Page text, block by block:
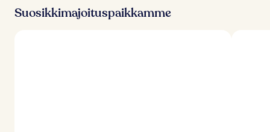
Suosikkimajoituspaikkamme